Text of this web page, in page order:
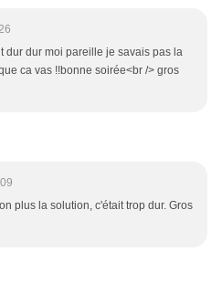
dur dur moi pareille je savais pas la
ca vas !!bonne soirée<br /> gros
plus la solution, c'était trop dur. Gros